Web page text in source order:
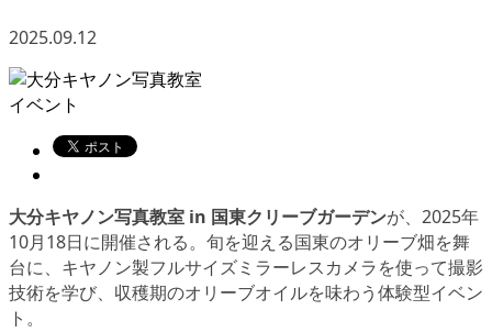
2025.09.12
イベント
大分キヤノン写真教室 in 国東クリーブガーデンが、2025年
10月18日に開催される。旬を迎える国東のオリーブ畑を舞
台に、キヤノン製フルサイズミラーレスカメラを使って撮影
技術を学び、収穫期のオリーブオイルを味わう体験型イベン
ト。